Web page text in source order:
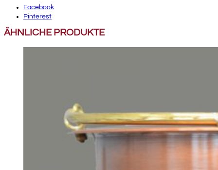
Facebook
Pinterest
ÄHNLICHE PRODUKTE